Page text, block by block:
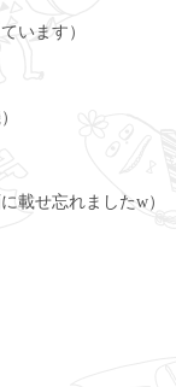
います）
載せ忘れましたw）